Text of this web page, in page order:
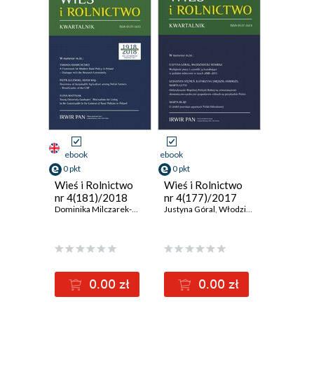
ebook
0 pkt
Wieś i Rolnictwo
nr 4(181)/2018
Dominika Milczarek-Andrzejewska ,Adam Czarnecki,
0.00 zł
ebook
0 pkt
Wieś i Rolnictwo
nr 4(177)/2017
Justyna Góral, Włodzimierz Rembisz
0.00 zł